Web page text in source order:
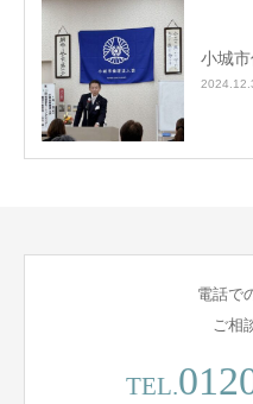
小城
電話で
ご相
TEL.